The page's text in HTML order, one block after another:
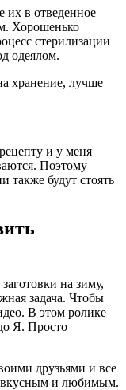
их в отведенное
Хорошенько
стерилизации
одеялом.
хранение, лучше
и у меня
Поэтому
также будут стоять
на зиму,
задача. Чтобы
В этом ролике
Я. Просто
друзьями и все
вкусным и любимым.